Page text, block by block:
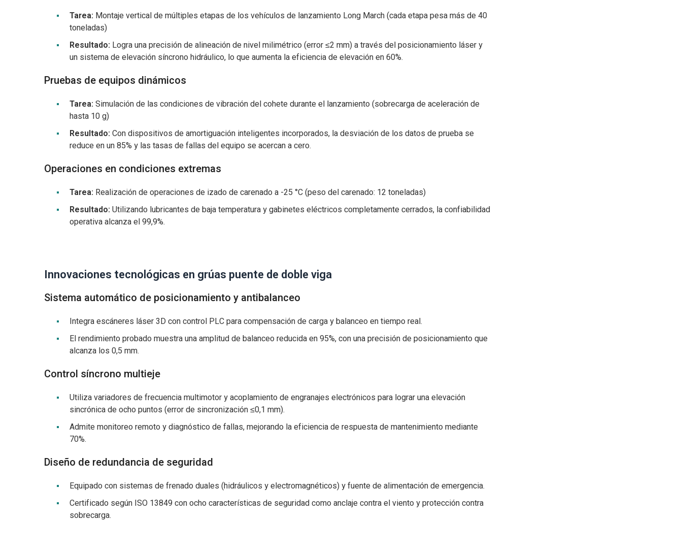
Tarea: Montaje vertical de múltiples etapas de los vehículos de lanzamiento Long March (cada etapa pesa más de 40
toneladas)
Resultado: Logra una precisión de alineación de nivel milimétrico (error ≤2 mm) a través del posicionamiento láser y
un sistema de elevación síncrono hidráulico, lo que aumenta la eficiencia de elevación en 60%.
Pruebas de equipos dinámicos
Tarea: Simulación de las condiciones de vibración del cohete durante el lanzamiento (sobrecarga de aceleración de
hasta 10 g)
Resultado: Con dispositivos de amortiguación inteligentes incorporados, la desviación de los datos de prueba se
reduce en un 85% y las tasas de fallas del equipo se acercan a cero.
Operaciones en condiciones extremas
Tarea: Realización de operaciones de izado de carenado a -25 °C (peso del carenado: 12 toneladas)
Resultado: Utilizando lubricantes de baja temperatura y gabinetes eléctricos completamente cerrados, la confiabilidad
operativa alcanza el 99,9%.
Innovaciones tecnológicas en grúas puente de doble viga
Sistema automático de posicionamiento y antibalanceo
Integra escáneres láser 3D con control PLC para compensación de carga y balanceo en tiempo real.
El rendimiento probado muestra una amplitud de balanceo reducida en 95%, con una precisión de posicionamiento que
alcanza los 0,5 mm.
Control síncrono multieje
Utiliza variadores de frecuencia multimotor y acoplamiento de engranajes electrónicos para lograr una elevación
sincrónica de ocho puntos (error de sincronización ≤0,1 mm).
Admite monitoreo remoto y diagnóstico de fallas, mejorando la eficiencia de respuesta de mantenimiento mediante
70%.
Diseño de redundancia de seguridad
Equipado con sistemas de frenado duales (hidráulicos y electromagnéticos) y fuente de alimentación de emergencia.
Certificado según ISO 13849 con ocho características de seguridad como anclaje contra el viento y protección contra
sobrecarga.